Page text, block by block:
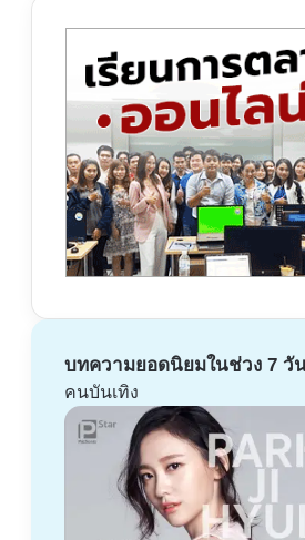
บทความยอดนิยมในช่วง 7 วั
คนบันเทิง